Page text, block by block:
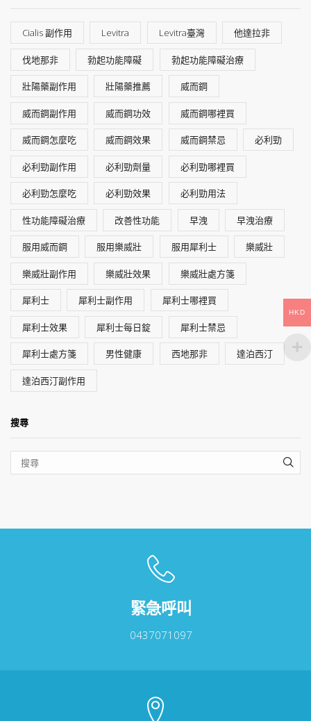
Cialis 副作用 Levitra Levitra臺灣 他達拉非
伐地那非 勃起功能障礙 勃起功能障礙治療
壯陽藥副作用 壯陽藥推薦 威而鋼
威而鋼副作用 威而鋼功效 威而鋼哪裡買
威而鋼怎麼吃 威而鋼效果 威而鋼禁忌 必利勁
必利勁副作用 必利勁劑量 必利勁哪裡買
必利勁怎麼吃 必利勁效果 必利勁用法
性功能障礙治療 改善性功能 早洩 早洩治療
服用威而鋼 服用樂威壯 服用犀利士 樂威壯
樂威壯副作用 樂威壯效果 樂威壯處方箋
犀利士 犀利士副作用 犀利士哪裡買
犀利士效果 犀利士每日錠 犀利士禁忌
犀利士處方箋 男性健康 西地那非 達泊西汀
達泊西汀副作用
搜尋
緊急呼叫
0437071097
HKD